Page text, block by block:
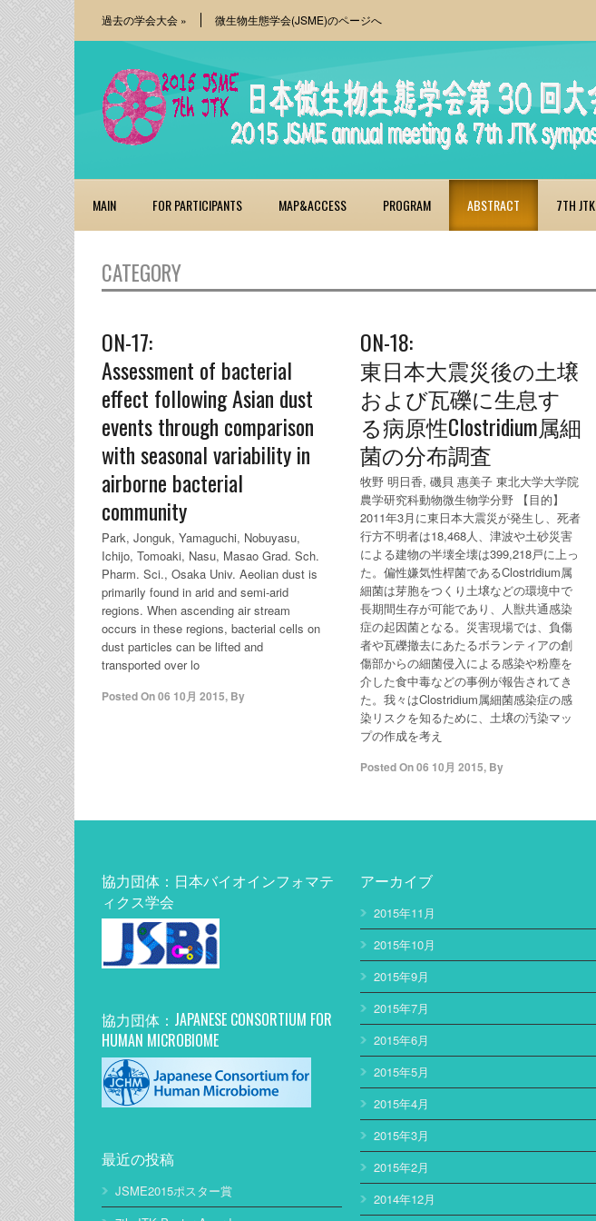
過去の学会大会 » 微生物生態学会(JSME)のページへ
MAIN FOR PARTICIPANTS MAP&ACCESS PROGRAM ABSTRACT 7TH JTK
CATEGORY
ON-17:
Assessment of bacterial
effect following Asian dust
events through comparison
with seasonal variability in
airborne bacterial
community
Park, Jonguk, Yamaguchi, Nobuyasu,
Ichijo, Tomoaki, Nasu, Masao Grad. Sch.
Pharm. Sci., Osaka Univ. Aeolian dust is
primarily found in arid and semi-arid
regions. When ascending air stream
occurs in these regions, bacterial cells on
dust particles can be lifted and
transported over lo
Posted On06 10月 2015, By
ON-18:
東日本大震災後の土壌
および瓦礫に生息す
る病原性Clostridium属細
菌の分布調査
牧野 明日香, 磯貝 惠美子 東北大学大学院
農学研究科動物微生物学分野 【目的】
2011年3月に東日本大震災が発生し、死者
行方不明者は18,468人、津波や土砂災害
による建物の半壊全壊は399,218戸に上っ
た。偏性嫌気性桿菌であるClostridium属
細菌は芽胞をつくり土壌などの環境中で
長期間生存が可能であり、人獣共通感染
症の起因菌となる。災害現場では、負傷
者や瓦礫撤去にあたるボランティアの創
傷部からの細菌侵入による感染や粉塵を
介した食中毒などの事例が報告されてき
た。我々はClostridium属細菌感染症の感
染リスクを知るために、土壌の汚染マッ
プの作成を考え
Posted On06 10月 2015, By
協力団体：日本バイオインフォマテ
ィクス学会
協力団体：JAPANESE CONSORTIUM FOR
HUMAN MICROBIOME
最近の投稿
JSME2015ポスター賞
アーカイブ
2015年11月
2015年10月
2015年9月
2015年7月
2015年6月
2015年5月
2015年4月
2015年3月
2015年2月
2014年12月